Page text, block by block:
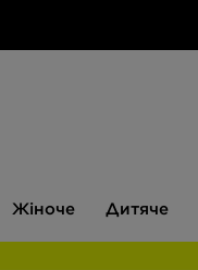
Жіноче Дитяче